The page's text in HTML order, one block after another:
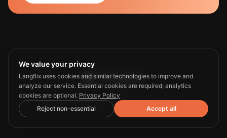
Guide Privacy Terms Contact us
We value your privacy
Langflix uses cookies and similar technologies to improve and
analyze our service. Essential cookies are required; analytics
cookies are optional. Privacy Policy
Reject non-essential
Accept all